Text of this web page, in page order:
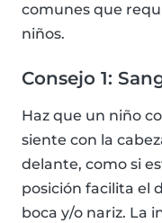
comunes que
niños.
Consejo 1:
Haz que un niño
siente con la
delante, como si
posición facilita el
boca y/o nariz. La